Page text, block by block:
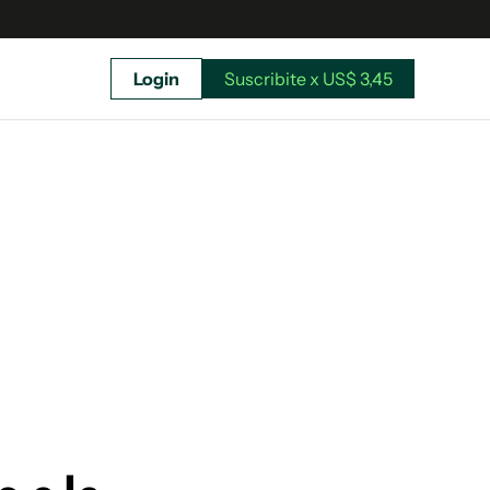
Login Suscribite x US$ 3,45